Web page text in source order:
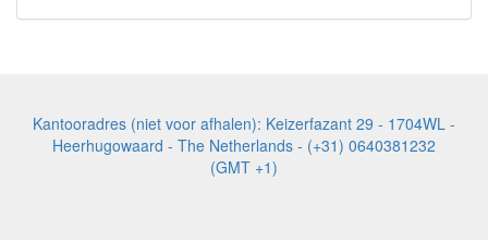
Kantooradres (niet voor afhalen): Keizerfazant 29 - 1704WL -
Heerhugowaard - The Netherlands - (+31) 0640381232
(GMT +1)